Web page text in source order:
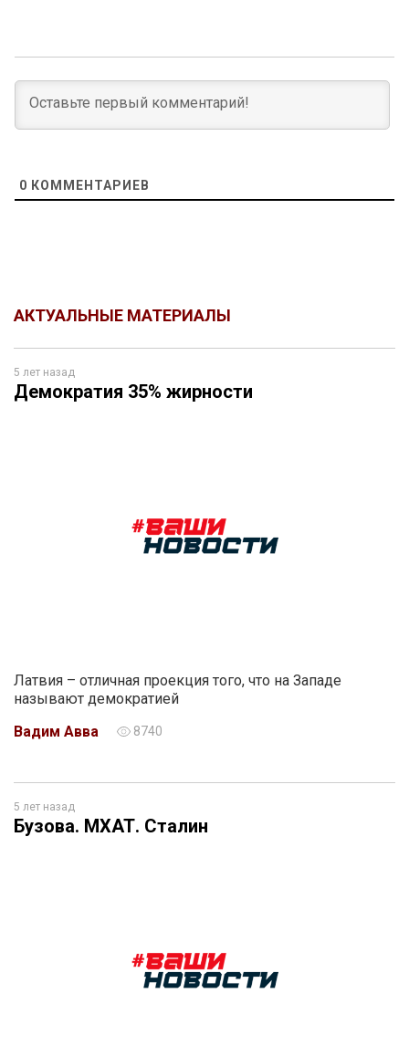
0 КОММЕНТАРИЕВ
АКТУАЛЬНЫЕ МАТЕРИАЛЫ
5 лет назад
Демократия 35% жирности
Латвия – отличная проекция того, что на Западе
называют демократией
Вадим Авва
8740
5 лет назад
Бузова. МХАТ. Сталин